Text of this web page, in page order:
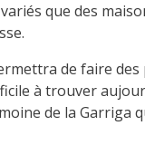
que des
de faire des
à trouver
de la Garriga